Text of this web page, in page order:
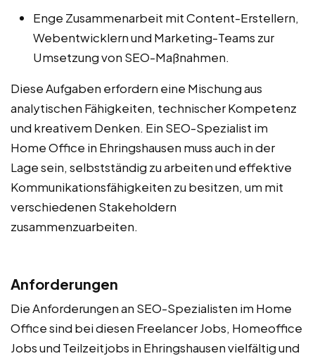
Enge Zusammenarbeit mit Content-Erstellern,
Webentwicklern und Marketing-Teams zur
Umsetzung von SEO-Maßnahmen.
Diese Aufgaben erfordern eine Mischung aus
analytischen Fähigkeiten, technischer Kompetenz
und kreativem Denken. Ein SEO-Spezialist im
Home Office in Ehringshausen muss auch in der
Lage sein, selbstständig zu arbeiten und effektive
Kommunikationsfähigkeiten zu besitzen, um mit
verschiedenen Stakeholdern
zusammenzuarbeiten.
Anforderungen
Die Anforderungen an SEO-Spezialisten im Home
Office sind bei diesen Freelancer Jobs, Homeoffice
Jobs und Teilzeitjobs in Ehringshausen vielfältig und